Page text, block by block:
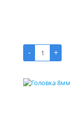
-
+